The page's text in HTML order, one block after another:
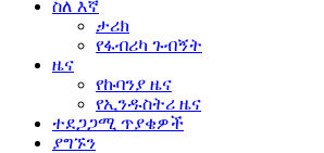
ስለ እኛ
ታሪክ
የፋብሪካ ጉብኝት
ዜና
የኩባንያ ዜና
የኢንዱስትሪ ዜና
ተደጋጋሚ ጥያቄዎች
ያግኙን